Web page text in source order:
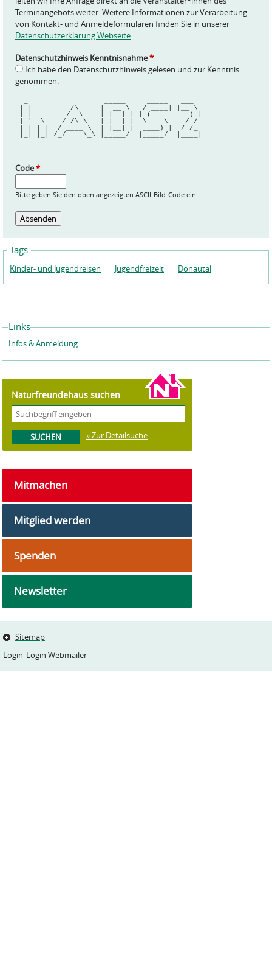
Terminangebots weiter. Weitere Informationen zur Verarbeitung
von Kontakt- und Anmeldeformularen finden Sie in unserer
Datenschutzerklärung Webseite
Datenschutzhinweis Kenntnisnahme*
Ich habe den Datenschutzhinweis gelesen und zur Kenntnis
genommen.
| |         /\     |  __ \   / ____| |__ \
| |__      /  \    | |  | | | (___      ) |
| '_ \    / /\ \   | |  | |  \___ \    / /
| | | |  / ____ \  | |__| |  ____) |  / /_
|_| |_| /_/    \_\ |_____/  |_____/  |____|
Code*
Bitte geben Sie den oben angezeigten ASCII-Bild-Code ein.
Tags
Kinder- und Jugendreisen Jugendfreizeit Donautal
Links
Infos & Anmeldung
Naturfreundehaus suchen
» Zur Detailsuche
Mitmachen
Mitglied werden
Spenden
Newsletter
Sitemap
Login Login Webmailer